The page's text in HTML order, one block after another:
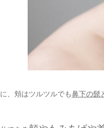
、頬はツルツルでも鼻下の髭